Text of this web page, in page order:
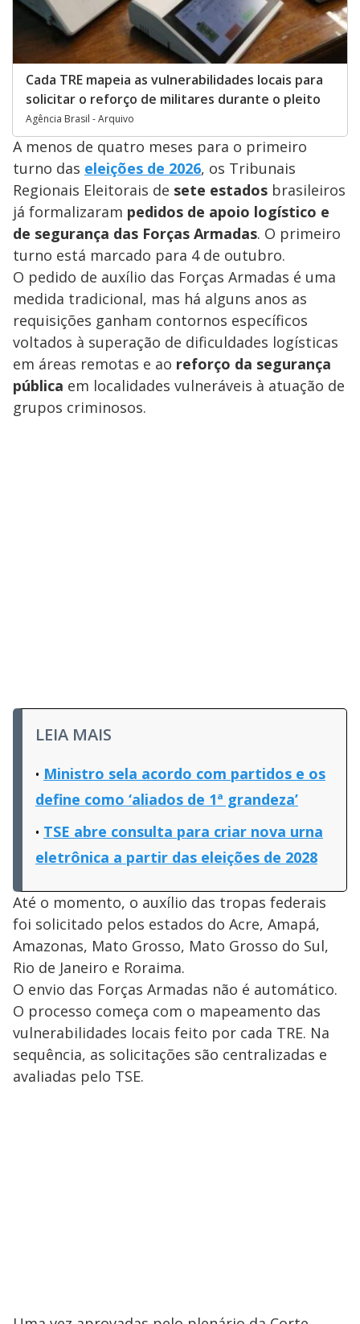
Cada TRE mapeia as vulnerabilidades locais para
solicitar o reforço de militares durante o pleito
Agência Brasil - Arquivo
A menos de quatro meses para o primeiro
turno das eleições de 2026, os Tribunais
Regionais Eleitorais de sete estados brasileiros
já formalizaram pedidos de apoio logístico e
de segurança das Forças Armadas. O primeiro
turno está marcado para 4 de outubro.
O pedido de auxílio das Forças Armadas é uma
medida tradicional, mas há alguns anos as
requisições ganham contornos específicos
voltados à superação de dificuldades logísticas
em áreas remotas e ao reforço da segurança
pública em localidades vulneráveis à atuação de
grupos criminosos.
LEIA MAIS
Ministro sela acordo com partidos e os
define como ‘aliados de 1ª grandeza’
TSE abre consulta para criar nova urna
eletrônica a partir das eleições de 2028
Até o momento, o auxílio das tropas federais
foi solicitado pelos estados do Acre, Amapá,
Amazonas, Mato Grosso, Mato Grosso do Sul,
Rio de Janeiro e Roraima.
O envio das Forças Armadas não é automático.
O processo começa com o mapeamento das
vulnerabilidades locais feito por cada TRE. Na
sequência, as solicitações são centralizadas e
avaliadas pelo TSE.